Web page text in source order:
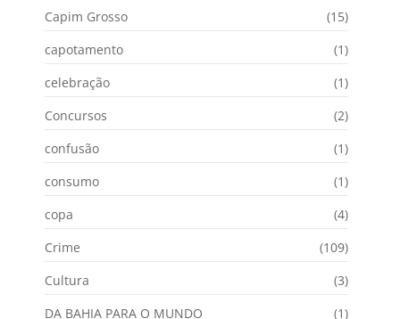
Capim Grosso
(15)
capotamento
(1)
celebração
(1)
Concursos
(2)
confusão
(1)
consumo
(1)
copa
(4)
Crime
(109)
Cultura
(3)
DA BAHIA PARA O MUNDO
(1)